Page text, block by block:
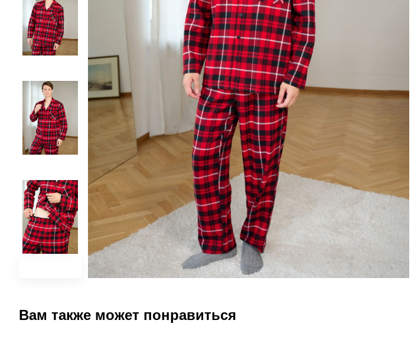
Вам также может понравиться